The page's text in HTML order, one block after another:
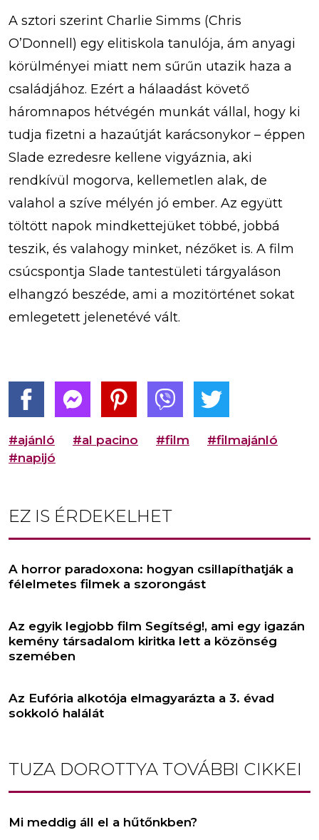
A sztori szerint Charlie Simms (Chris
O’Donnell) egy elitiskola tanulója, ám anyagi
körülményei miatt nem sűrűn utazik haza a
családjához. Ezért a hálaadást követő
háromnapos hétvégén munkát vállal, hogy ki
tudja fizetni a hazaútját karácsonykor – éppen
Slade ezredesre kellene vigyáznia, aki
rendkívül mogorva, kellemetlen alak, de
valahol a szíve mélyén jó ember. Az együtt
töltött napok mindkettejüket többé, jobbá
teszik, és valahogy minket, nézőket is. A film
csúcspontja Slade tantestületi tárgyaláson
elhangzó beszéde, ami a mozitörténet sokat
emlegetett jelenetévé vált.
#ajánló #al pacino #film
#filmajánló
#napijó
EZ IS ÉRDEKELHET
A horror paradoxona: hogyan csillapíthatják a
félelmetes filmek a szorongást
Az egyik legjobb film Segítség!, ami egy igazán
kemény társadalom kiritka lett a közönség
szemében
Az Eufória alkotója elmagyarázta a 3. évad
sokkoló halálát
TUZA DOROTTYA TOVÁBBI CIKKEI
Mi meddig áll el a hűtőnkben?